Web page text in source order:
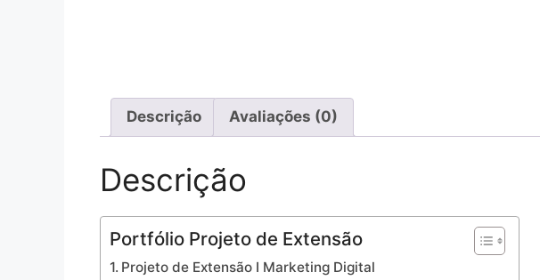
Descrição Avaliações (0)
Descrição
Portfólio Projeto de Extensão
Projeto de Extensão I Marketing Digital